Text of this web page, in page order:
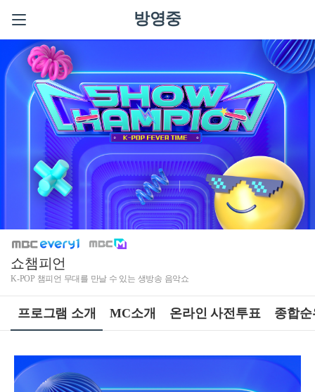
방영중
쇼챔피언
K-POP 챔피언 무대를 만날 수 있는 생방송 음악쇼
프로그램 소개 MC소개 온라인 사전투표 종합순